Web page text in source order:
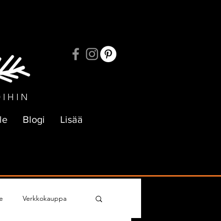
Blogi Lisää
Verkkokauppa